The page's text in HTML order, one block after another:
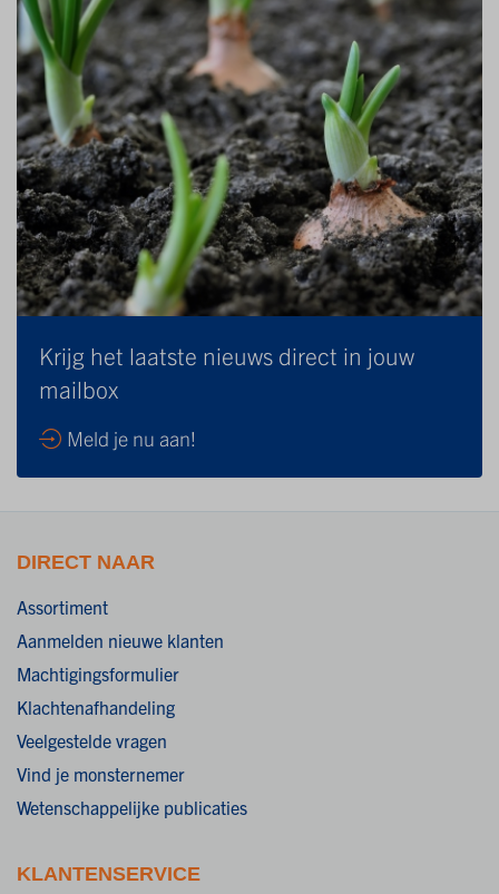
Krijg het laatste nieuws direct in jouw
mailbox
Meld je nu aan!
DIRECT NAAR
Assortiment
Aanmelden nieuwe klanten
Machtigingsformulier
Klachtenafhandeling
Veelgestelde vragen
Vind je monsternemer
Wetenschappelijke publicaties
KLANTENSERVICE